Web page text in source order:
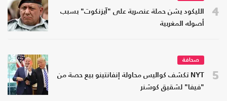
4
الليكود يشن حملة عنصرية على "آيزنكوت" بسبب
أصوله المغربية
5
صحافة
NYT تكشف كواليس محاولة إنفانتينو بيع حصة من
"فيفا" لشقيق كوشنر